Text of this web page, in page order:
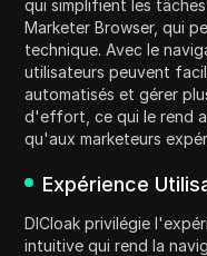
qui simplifient les
Marketer Browser, qui
technique. Avec le
utilisateurs peuvent
automatisés et gérer
d'effort, ce qui le rend
qu'aux marketeurs
Expérience
DICloak privilégie
intuitive qui rend la